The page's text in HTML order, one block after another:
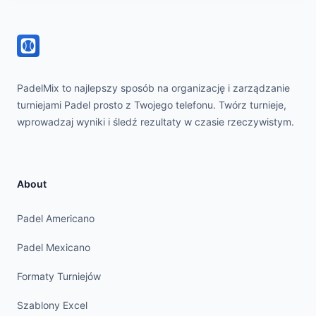
PadelMix to najlepszy sposób na organizację i zarządzanie
turniejami Padel prosto z Twojego telefonu. Twórz turnieje,
wprowadzaj wyniki i śledź rezultaty w czasie rzeczywistym.
About
Padel Americano
Padel Mexicano
Formaty Turniejów
Szablony Excel